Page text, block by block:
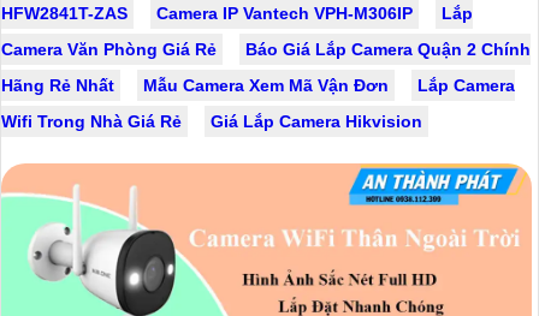
HFW2841T-ZAS
Camera IP Vantech VPH-M306IP
Lắp
Camera Văn Phòng Giá Rẻ
Báo Giá Lắp Camera Quận 2 Chính
Hãng Rẻ Nhất
Mẫu Camera Xem Mã Vận Đơn
Lắp Camera
Wifi Trong Nhà Giá Rẻ
Giá Lắp Camera Hikvision